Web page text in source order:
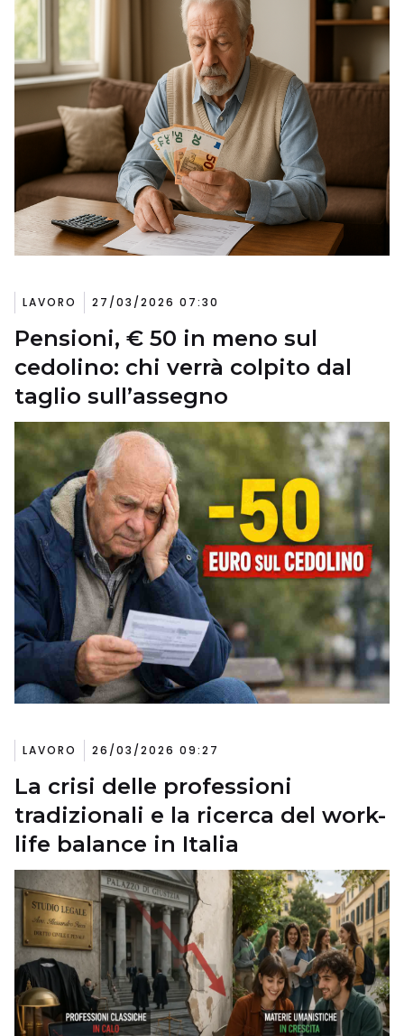
LAVORO 27/03/2026 07:30
Pensioni, € 50 in meno sul
cedolino: chi verrà colpito dal
taglio sull’assegno
LAVORO 26/03/2026 09:27
La crisi delle professioni
tradizionali e la ricerca del work-
life balance in Italia